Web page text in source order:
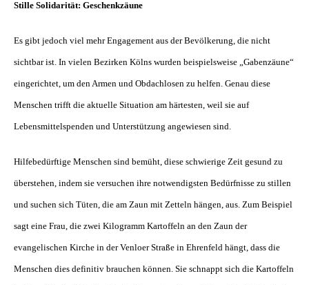
Stille Solidarität: Geschenkzäune
Es gibt jedoch viel mehr Engagement aus der Bevölkerung, die nicht
sichtbar ist. In vielen Bezirken Kölns wurden beispielsweise „Gabenzäune“
eingerichtet, um den Armen und Obdachlosen zu helfen. Genau diese
Menschen trifft die aktuelle Situation am härtesten, weil sie auf
Lebensmittelspenden und Unterstützung angewiesen sind.
Hilfebedürftige Menschen sind bemüht, diese schwierige Zeit gesund zu
überstehen, indem sie versuchen ihre notwendigsten Bedürfnisse zu stillen
und suchen sich Tüten, die am Zaun mit Zetteln hängen, aus. Zum Beispiel
sagt eine Frau, die zwei Kilogramm Kartoffeln an den Zaun der
evangelischen Kirche in der Venloer Straße in Ehrenfeld hängt, dass die
Menschen dies definitiv brauchen können. Sie schnappt sich die Kartoffeln